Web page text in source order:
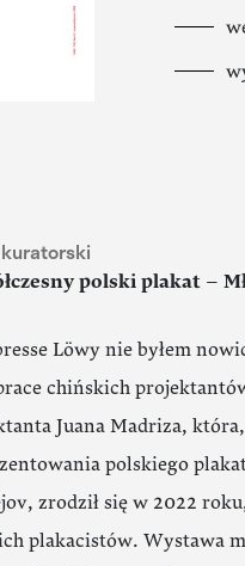
polski plakat –
Löwy nie byłem
chińskich
Juana Madriza,
polskiego
zrodził się w 2022
plakacistów. Wystawa